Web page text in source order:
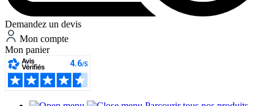
Demandez un devis
Mon compte
Mon panier